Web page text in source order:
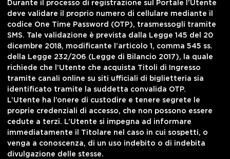
Durante il processo di registrazione sul Portale l’Utente
deve validare il proprio numero di cellulare mediante il
codice One Time Password (OTP), trasmessogli tramite
SMS. Tale validazione è prevista dalla Legge 145 del 20
dicembre 2018, modificante l’articolo 1, comma 545 ss.
della Legge 232/206 (Legge di Bilancio 2017), la quale
richiede che l’Utente che acquista Titoli di Ingresso
tramite canali online su siti ufficiali di biglietteria sia
identificato tramite la suddetta convalida OTP.
L’Utente ha l’onere di custodire e tenere segrete le
proprie credenziali di accesso, che non possono essere
cedute a terzi. L’Utente si impegna ad informare
immediatamente il Titolare nel caso in cui sospetti, o
venga a conoscenza, di un uso indebito o di indebita
divulgazione delle stesse.